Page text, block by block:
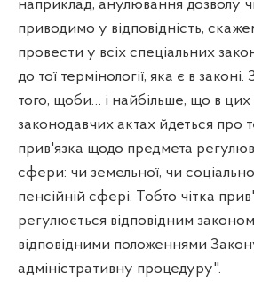
наприклад, анулювання дозволу
приводимо у відповідність,
провести у всіх спеціальних
до тої термінології, яка є в
того, щоби… і найбільше, що в цих
законодавчих актах йдеться про
прив'язка щодо предмета
сфери: чи земельної, чи
пенсійній сфері. Тобто чітка
регулюється відповідним
відповідними положеннями
адміністративну процедуру".